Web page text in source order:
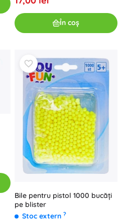
În coș
Bile pentru pistol 1000 bucăți
pe blister
Stoc extern ?